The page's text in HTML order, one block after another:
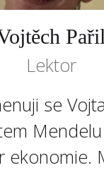
Pařil
Lektor
se
Mendelu
ekonomie.